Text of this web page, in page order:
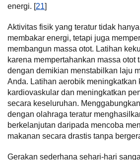
energi. [21]
Aktivitas fisik yang teratur tidak
membakar energi, tetapi juga
membangun massa otot. Latihan
karena mempertahankan massa otot
dengan demikian menstabilkan laju
Anda. Latihan aerobik meningkatkan
kardiovaskular dan meningkatkan
secara keseluruhan.
dengan olahraga teratur
berkelanjutan daripada mencoba
makanan secara drastis tanpa
Gerakan sederhana sehari-hari